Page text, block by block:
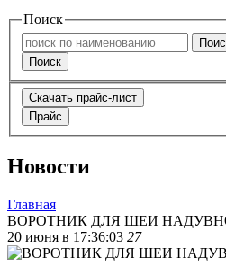
Поиск
Поиск
Скачать прайс-лист
Прайс
Новости
Главная
ВОРОТНИК ДЛЯ ШЕИ
20 июня в 17:36:03 27